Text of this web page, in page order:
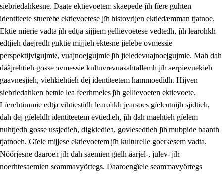
Demokratije jïh meatanårrome
siebriedahkesne. Daate ektievoetem skaepede jïh fïere guhten
identiteete stuerebe ektievoetese jïh histovrijen ektiedæmman tjatnoe.
Ektie mierie vadta jïh edtja sijjiem gellievoetese vedtedh, jïh learohkh
edtjieh daejredh guktie mijjieh ektesne jielebe ovmessie
perspektijvigujmie, vuajnoejgujmie jïh jieledevuajnoejgujmie. Mah dah
dååjrehtieh gosse ovmessie kultuvrevuasahtallemh jïh aerpievuekieh
gaavnesjieh, viehkiehtieh dej identiteetem hammoedidh. Hijven
siebriedahken betnie lea feerhmeles jïh gellievoeten ektievoete.
Lïerehtimmie edtja vihtiestidh learohkh jearsoes gïeleutnijh sjidtieh,
dah dej gïeleldh identiteetem evtiedieh, jïh dah maehtieh gïelem
nuhtjedh gosse ussjedieh, digkiedieh, govlesedtieh jïh mubpide baanth
tjatnoeh. Gïele mijjese ektievoetem jïh kulturelle goerkesem vadta.
Nöörjesne daaroen jïh dah saemien gïelh åarjel-, julev- jïh
noerhtesaemien seammavyörtegs. Daaroengïele seammavyörtegs